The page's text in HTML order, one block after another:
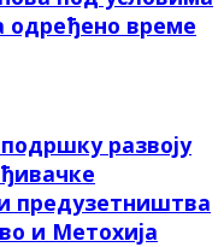
одређено време
развоју
предузетништва
и Метохија